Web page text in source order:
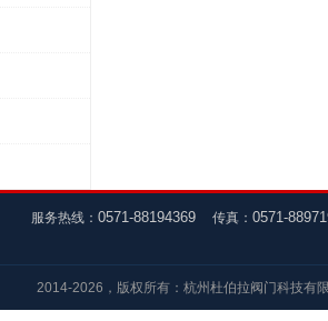
服务热线： 0571-88194369 传真： 0571-
2014-2026，版权所有：杭州杜伯拉阀门科技有